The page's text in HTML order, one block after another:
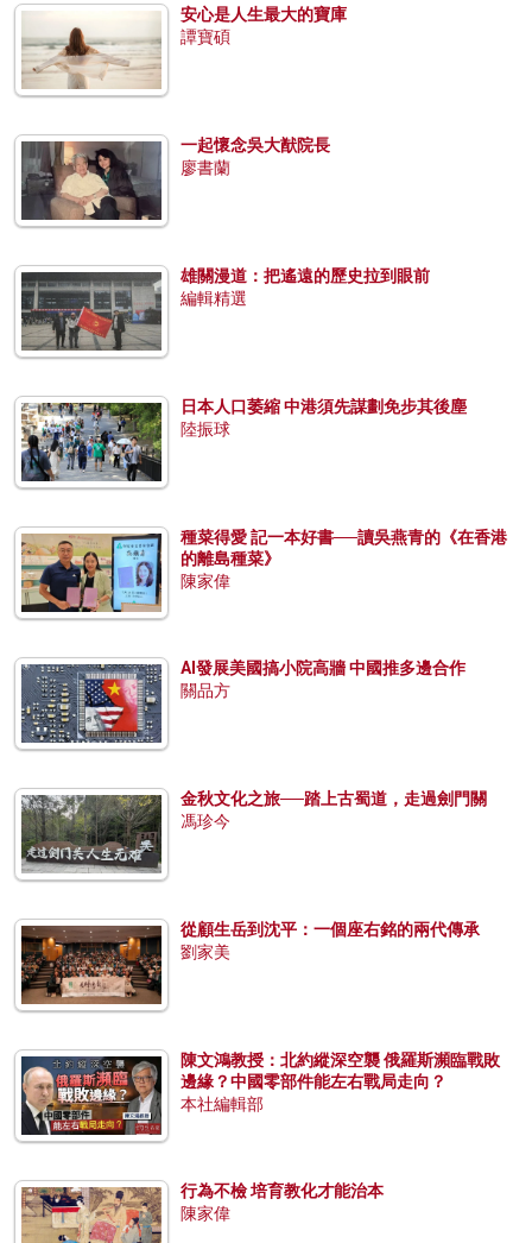
安心是人生最大的寶庫
譚寶碩
一起懷念吳大猷院長
廖書蘭
雄關漫道：把遙遠的歷史拉到眼前
編輯精選
日本人口萎縮 中港須先謀劃免步其後塵
陸振球
種菜得愛 記一本好書──讀吳燕青的《在香港
的離島種菜》
陳家偉
AI發展美國搞小院高牆 中國推多邊合作
關品方
金秋文化之旅──踏上古蜀道，走過劍門關
馮珍今
從顧生岳到沈平：一個座右銘的兩代傳承
劉家美
陳文鴻教授：北約縱深空襲 俄羅斯瀕臨戰敗
邊緣？中國零部件能左右戰局走向？
本社編輯部
行為不檢 培育教化才能治本
陳家偉